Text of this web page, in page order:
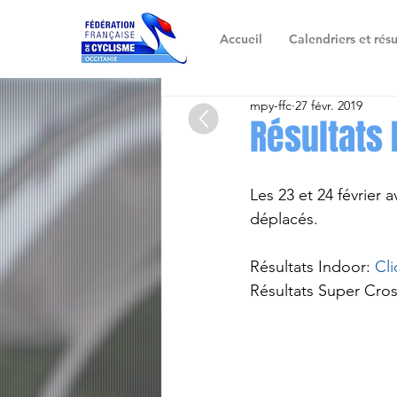
Accueil Calendriers et
Résultats
mpy-ffc 27 févr. 2019
Les 23 et 24 février
déplacés.
Résultats Indoor:
Résultats Super